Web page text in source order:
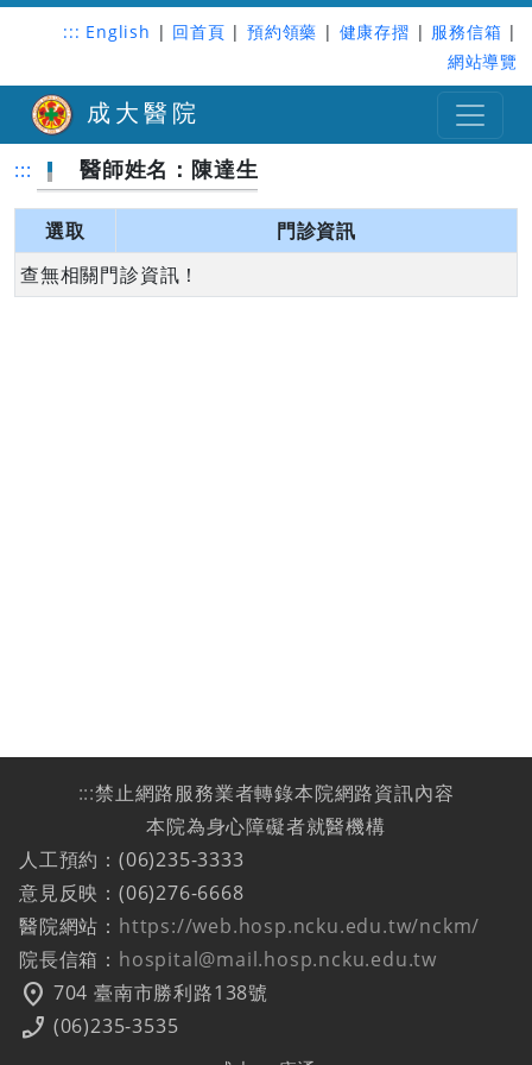
::: English | 回首頁 | 預約領藥 | 健康存摺 | 服務信箱 |
網站導覽
成大醫院
::: 醫師姓名：陳達生
選取
門診資訊
查無相關門診資訊！
:::禁止網路服務業者轉錄本院網路資訊內容
本院為身心障礙者就醫機構
人工預約：(06)235-3333
意見反映：(06)276-6668
醫院網站： https://web.hosp.ncku.edu.tw/nckm/
院長信箱： hospital@mail.hosp.ncku.edu.tw
location_on 704 臺南市勝利路138號
phone_enabled (06)235-3535